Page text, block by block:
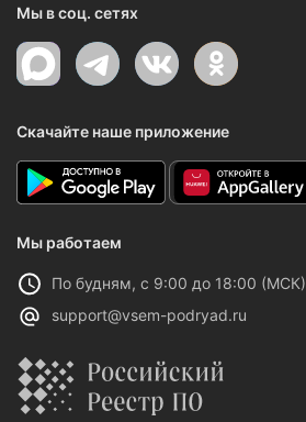
Мы в соц. сетях
Скачайте наше приложение
Мы работаем
По будням, с 9:00 до 18:00 (МСК)
support@vsem-podryad.ru